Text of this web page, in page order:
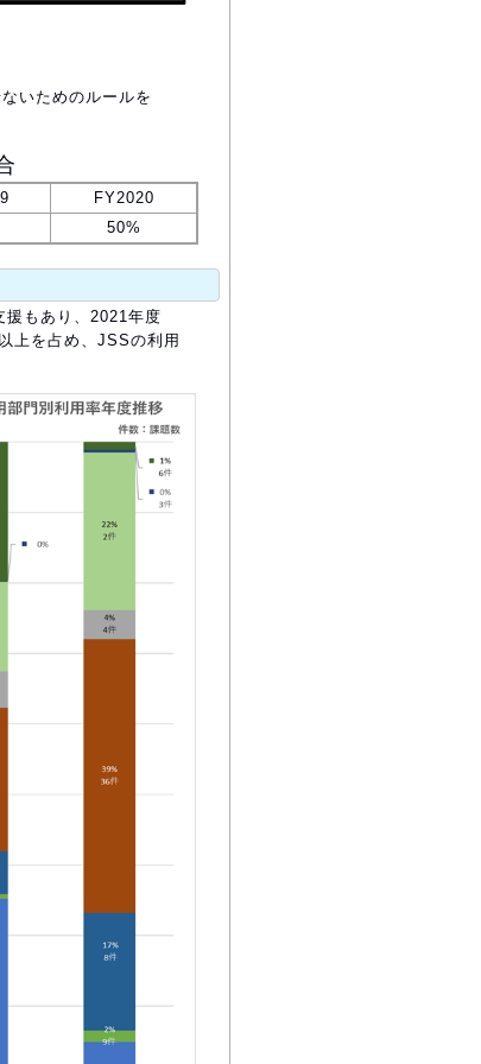
いためのルールを
FY2020
50%
援もあり、2021年度
上を占め、JSSの利用